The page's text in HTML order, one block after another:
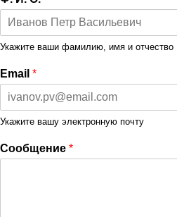
Укажите ваши фамилию, имя и отчество
Email *
Укажите вашу электронную почту
Сообщение *